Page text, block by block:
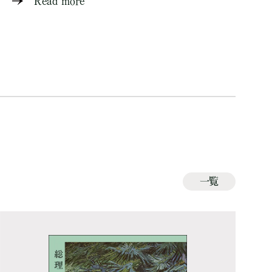
一覧